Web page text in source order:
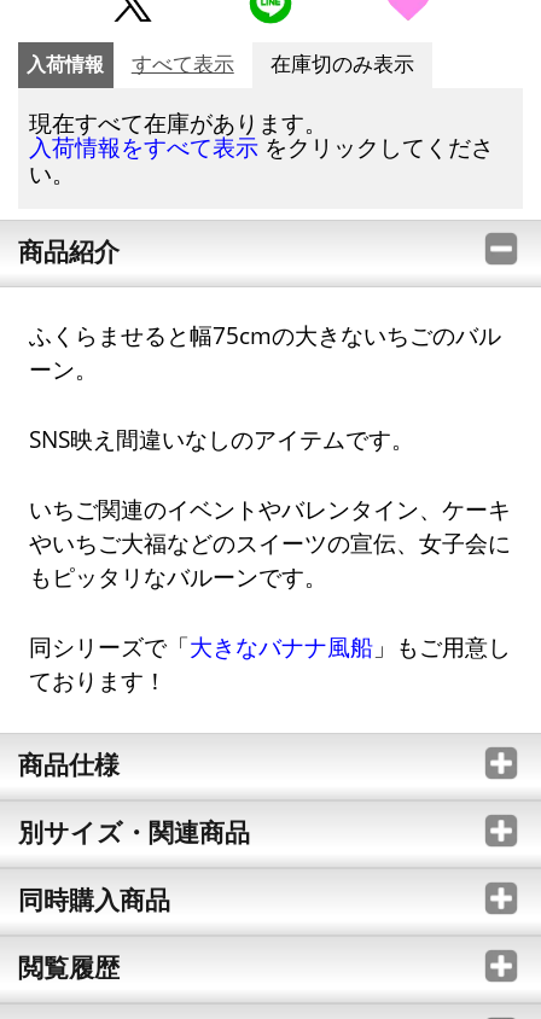
入荷情報 すべて表示 在庫切のみ表示
現在すべて在庫があります。
入荷情報をすべて表示 をクリックしてくださ
い。
商品紹介
ふくらませると幅75cmの大きないちごのバル
ーン。
SNS映え間違いなしのアイテムです。
いちご関連のイベントやバレンタイン、ケーキ
やいちご大福などのスイーツの宣伝、女子会に
もピッタリなバルーンです。
同シリーズで「大きなバナナ風船 」もご用意し
ております！
商品仕様
別サイズ・関連商品
同時購入商品
閲覧履歴